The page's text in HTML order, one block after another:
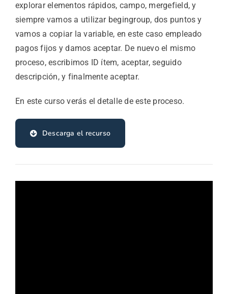
explorar elementos rápidos, campo, mergefield, y
siempre vamos a utilizar begingroup, dos puntos y
vamos a copiar la variable, en este caso empleado
pagos fijos y damos aceptar. De nuevo el mismo
proceso, escribimos ID ítem, aceptar, seguido
descripción, y finalmente aceptar.
En este curso verás el detalle de este proceso.
Descarga el recurso